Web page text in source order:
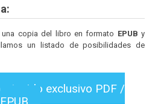
copia del libro en formato EPUB y
un listado de posibilidades de
exclusivo PDF /
EPUB